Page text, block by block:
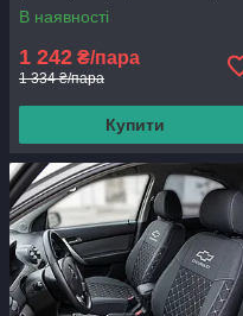
В наявності
1 242 ₴/пара
1 334 ₴/пара
Купити